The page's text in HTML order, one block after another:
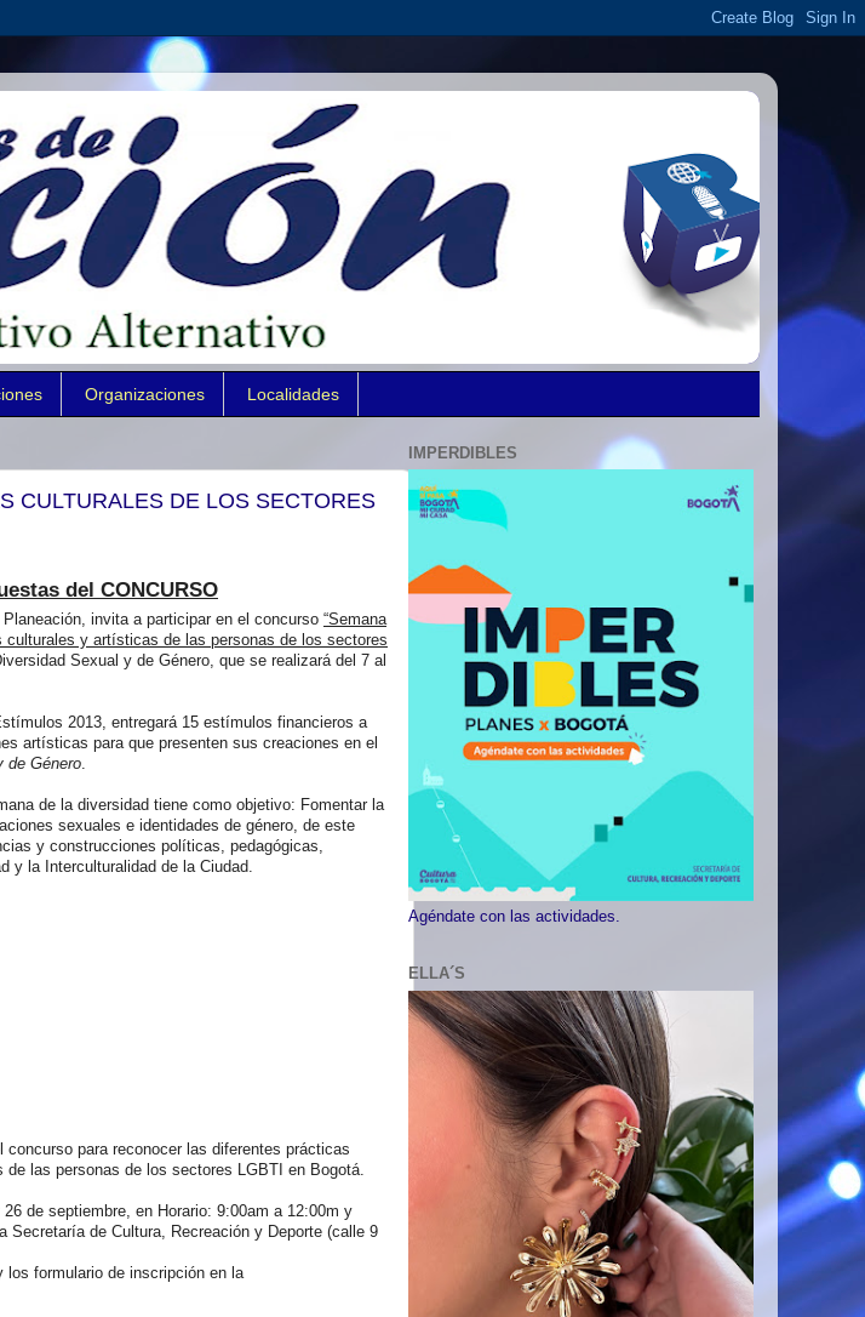
Organizaciones Localidades
CULTURALES DE LOS SECTORES
del CONCURSO
invita a participar en el concurso “Semana
y artísticas de las personas de los sectores
Sexual y de Género, que se realizará del 7 al
2013, entregará 15 estímulos financieros a
artísticas para que presenten sus creaciones en el
de Género.
de la diversidad tiene como objetivo: Fomentar la
sexuales e identidades de género, de este
y construcciones políticas, pedagógicas,
y la Interculturalidad de la Ciudad.
para reconocer las diferentes prácticas
las personas de los sectores LGBTI en Bogotá.
de septiembre, en Horario: 9:00am a 12:00m y
de Cultura, Recreación y Deporte (calle 9
los formulario de inscripción en la
IMPERDIBLES
Agéndate con las actividades.
ELLA´S